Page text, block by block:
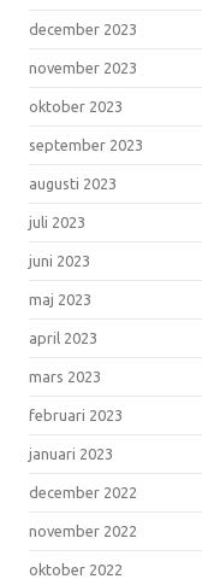
december 2023
november 2023
oktober 2023
september 2023
augusti 2023
juli 2023
juni 2023
maj 2023
april 2023
mars 2023
februari 2023
januari 2023
december 2022
november 2022
oktober 2022